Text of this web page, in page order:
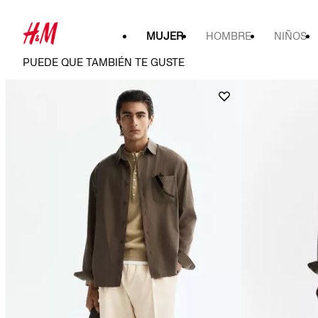
MUJER HOMBRE NIÑOS
PUEDE QUE TAMBIÉN TE GUSTE